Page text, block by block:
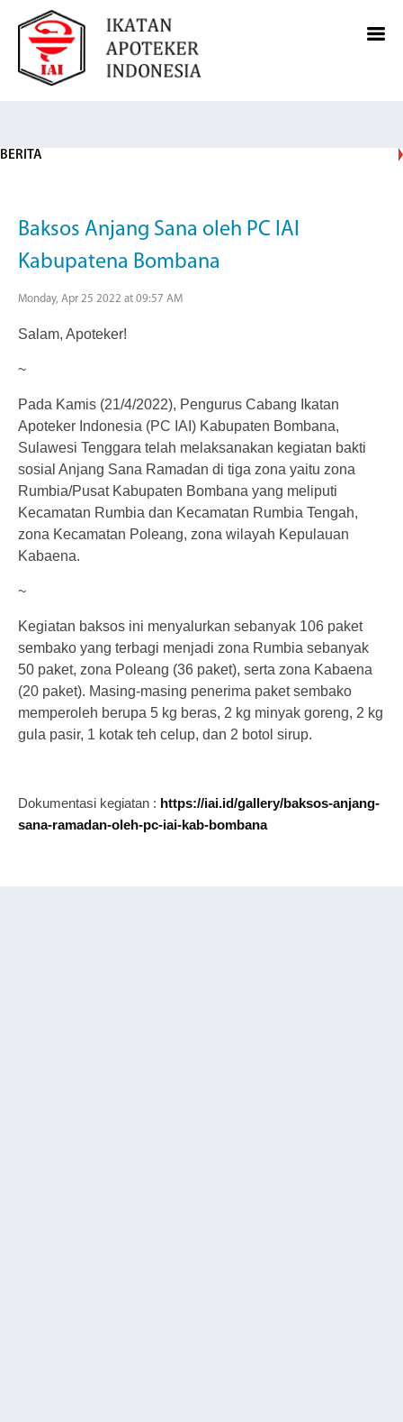
BERITA
Baksos Anjang Sana oleh PC IAI
Kabupatena Bombana
Monday, Apr 25 2022 at 09:57 AM
Salam, Apoteker!
~
Pada Kamis (21/4/2022), Pengurus Cabang Ikatan
Apoteker Indonesia (PC IAI) Kabupaten Bombana,
Sulawesi Tenggara telah melaksanakan kegiatan bakti
sosial Anjang Sana Ramadan di tiga zona yaitu zona
Rumbia/Pusat Kabupaten Bombana yang meliputi
Kecamatan Rumbia dan Kecamatan Rumbia Tengah,
zona Kecamatan Poleang, zona wilayah Kepulauan
Kabaena.
~
Kegiatan baksos ini menyalurkan sebanyak 106 paket
sembako yang terbagi menjadi zona Rumbia sebanyak
50 paket, zona Poleang (36 paket), serta zona Kabaena
(20 paket). Masing-masing penerima paket sembako
memperoleh berupa 5 kg beras, 2 kg minyak goreng, 2 kg
gula pasir, 1 kotak teh celup, dan 2 botol sirup.
Dokumentasi kegiatan : https://iai.id/gallery/baksos-anjang-
sana-ramadan-oleh-pc-iai-kab-bombana